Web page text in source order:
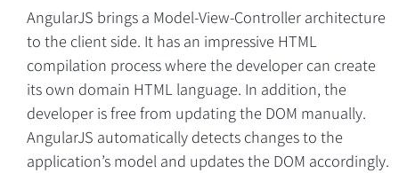
Overview
AngularJS brings a Model-View-Controller architecture
to the client side. It has an impressive HTML
compilation process where the developer can create
its own domain HTML language. In addition, the
developer is free from updating the DOM manually.
AngularJS automatically detects changes to the
application’s model and updates the DOM accordingly.